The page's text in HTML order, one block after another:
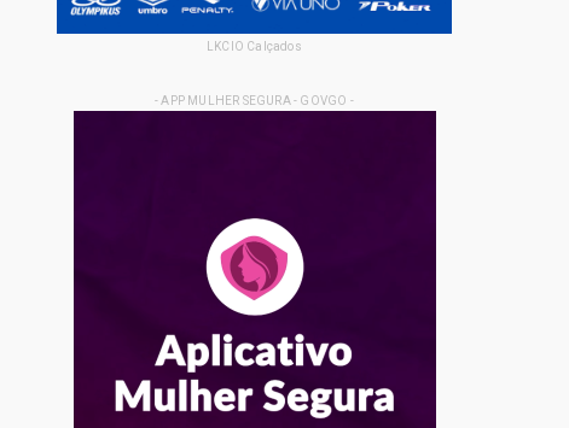
LKCIO Calçados
- APP MULHER SEGURA - GOVGO -